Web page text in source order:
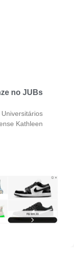
no JUBs
Kathleen